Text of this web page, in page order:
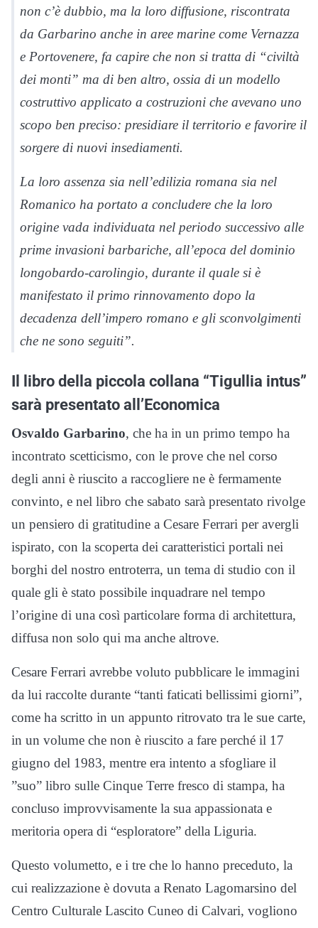
non c’è dubbio, ma la loro diffusione, riscontrata
da Garbarino anche in aree marine come Vernazza
e Portovenere, fa capire che non si tratta di “civiltà
dei monti” ma di ben altro, ossia di un modello
costruttivo applicato a costruzioni che avevano uno
scopo ben preciso: presidiare il territorio e favorire il
sorgere di nuovi insediamenti.
La loro assenza sia nell’edilizia romana sia nel
Romanico ha portato a concludere che la loro
origine vada individuata nel periodo successivo alle
prime invasioni barbariche, all’epoca del dominio
longobardo-carolingio, durante il quale si è
manifestato il primo rinnovamento dopo la
decadenza dell’impero romano e gli sconvolgimenti
che ne sono seguiti”.
Il libro della piccola collana “Tigullia intus”
sarà presentato all’Economica
Osvaldo Garbarino, che ha in un primo tempo ha
incontrato scetticismo, con le prove che nel corso
degli anni è riuscito a raccogliere ne è fermamente
convinto, e nel libro che sabato sarà presentato rivolge
un pensiero di gratitudine a Cesare Ferrari per avergli
ispirato, con la scoperta dei caratteristici portali nei
borghi del nostro entroterra, un tema di studio con il
quale gli è stato possibile inquadrare nel tempo
l’origine di una così particolare forma di architettura,
diffusa non solo qui ma anche altrove.
Cesare Ferrari avrebbe voluto pubblicare le immagini
da lui raccolte durante “tanti faticati bellissimi giorni”,
come ha scritto in un appunto ritrovato tra le sue carte,
in un volume che non è riuscito a fare perché il 17
giugno del 1983, mentre era intento a sfogliare il
”suo” libro sulle Cinque Terre fresco di stampa, ha
concluso improvvisamente la sua appassionata e
meritoria opera di “esploratore” della Liguria.
Questo volumetto, e i tre che lo hanno preceduto, la
cui realizzazione è dovuta a Renato Lagomarsino del
Centro Culturale Lascito Cuneo di Calvari, vogliono